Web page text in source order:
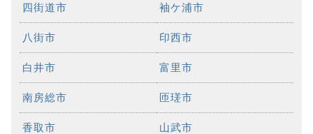
四街道市 袖ケ浦市
八街市 印西市
白井市 富里市
南房総市 匝瑳市
香取市 山武市